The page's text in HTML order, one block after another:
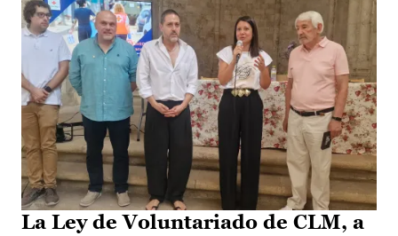
La Ley de Voluntariado de CLM, a